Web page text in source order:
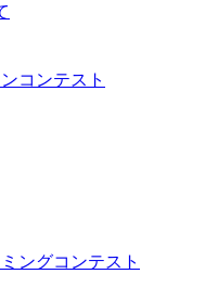
コンテスト
ングコンテスト